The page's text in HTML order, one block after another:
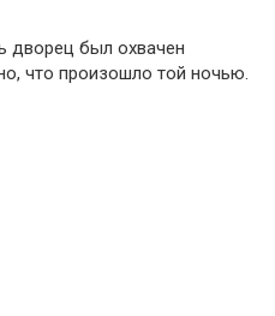
дворец был охвачен
что произошло той ночью.